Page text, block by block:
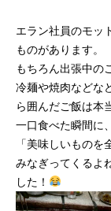
エラン社員のモッ
ものがあります。
もちろん出張中の
冷麺や焼肉などな
ら囲んだご飯は本
一口食べた瞬間に
「美味しいもの
みなぎってくるよ
した！